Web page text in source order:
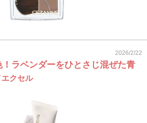
2026/2/22
ラベンダーをひとさじ混ぜた青
エクセル